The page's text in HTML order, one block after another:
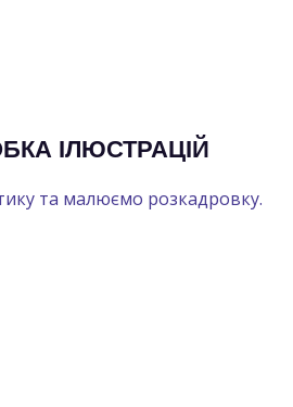
ІЛЮСТРАЦІЙ
та малюємо розкадровку.